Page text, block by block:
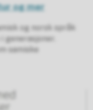
og mer
og norsk språk
generasjoner.
samiske